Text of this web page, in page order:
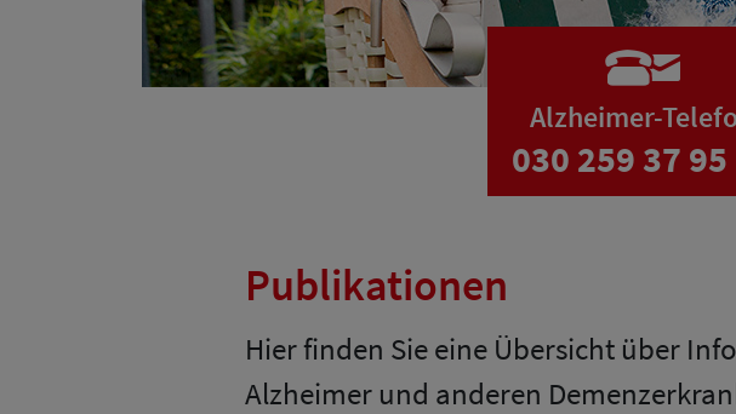
Alzheimer-
030 259 37 95
Publikationen
Hier finden Sie eine Übersicht über
Alzheimer und anderen